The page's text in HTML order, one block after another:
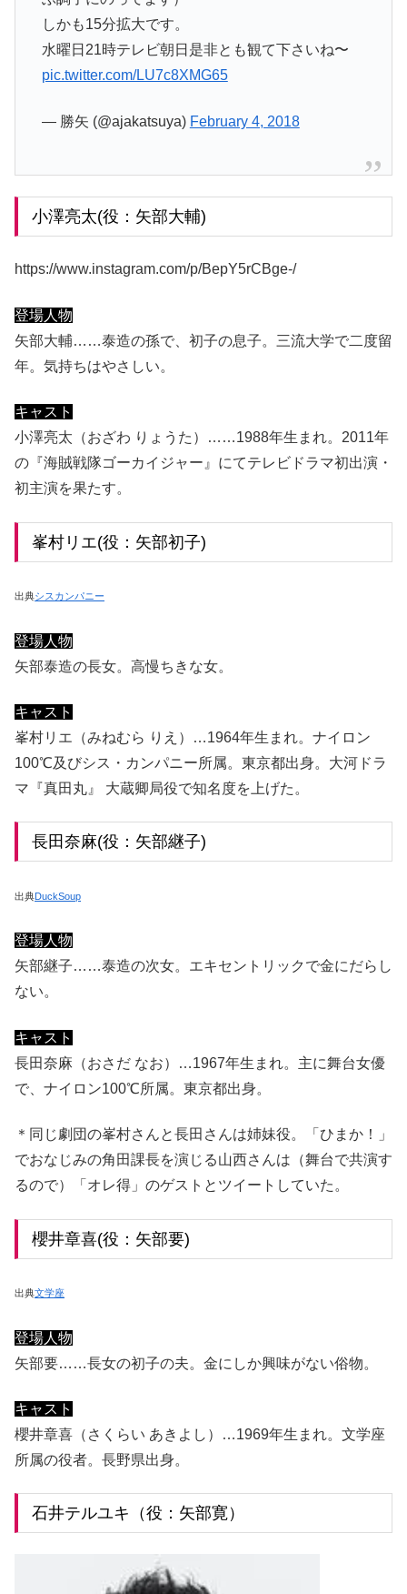
しかも15分拡大です。
水曜日21時テレビ朝日是非とも観て下さいね〜
pic.twitter.com/LU7c8XMG65
— 勝矢 (@ajakatsuya) February 4, 2018
小澤亮太(役：矢部大輔)
https://www.instagram.com/p/BepY5rCBge-/
登場人物
矢部大輔……泰造の孫で、初子の息子。三流大学で二度留
年。気持ちはやさしい。
キャスト
小澤亮太（おざわ りょうた）……1988年生まれ。2011年
の『海賊戦隊ゴーカイジャー』にてテレビドラマ初出演・
初主演を果たす。
峯村リエ(役：矢部初子)
出典シスカンパニー
登場人物
矢部泰造の長女。高慢ちきな女。
キャスト
峯村リエ（みねむら りえ）…1964年生まれ。ナイロン
100℃及びシス・カンパニー所属。東京都出身。大河ドラ
マ『真田丸』 大蔵卿局役で知名度を上げた。
長田奈麻(役：矢部継子)
出典DuckSoup
登場人物
矢部継子……泰造の次女。エキセントリックで金にだらし
ない。
キャスト
長田奈麻（おさだ なお）…1967年生まれ。主に舞台女優
で、ナイロン100℃所属。東京都出身。
＊同じ劇団の峯村さんと長田さんは姉妹役。「ひまか！」
でおなじみの角田課長を演じる山西さんは（舞台で共演す
るので）「オレ得」のゲストとツイートしていた。
櫻井章喜(役：矢部要)
出典文学座
登場人物
矢部要……長女の初子の夫。金にしか興味がない俗物。
キャスト
櫻井章喜（さくらい あきよし）…1969年生まれ。文学座
所属の役者。長野県出身。
石井テルユキ（役：矢部寛）